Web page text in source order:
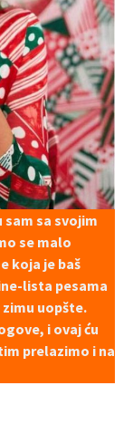
sam sa svojim
se malo
koja je baš
lista pesama
uopšte.
i ovaj ću
prelazimo i na